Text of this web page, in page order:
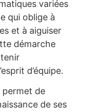
variées
qui oblige à
et à aiguiser
démarche
d’équipe.
permet de
de ses